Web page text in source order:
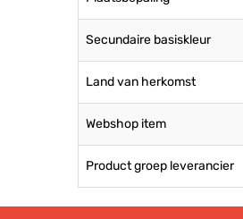
Secundaire basiskleur
Land van herkomst
Webshop item
Product groep leverancier